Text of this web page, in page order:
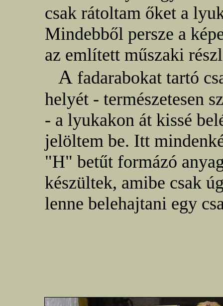
csak rátoltam őket a
Mindebből persze a
az említett műszaki
A fadarabokat tartó
helyét - természetesen
- a lyukakon át kissé
jelöltem be. Itt
"H" betűt formázó
készültek, amibe csak
lenne belehajtani egy